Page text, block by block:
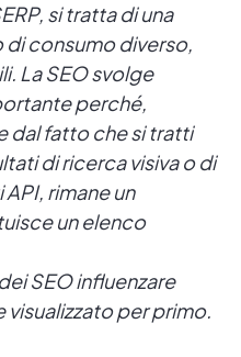
si tratta di una
di consumo diverso,
La SEO svolge
perché,
dal fatto che si tratti
di ricerca visiva o di
rimane un
un elenco
SEO influenzare
visualizzato per primo.